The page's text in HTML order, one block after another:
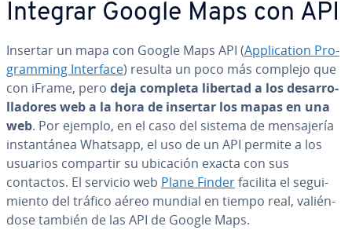
Integrar Google Maps con API
Insertar un mapa con Google Maps API (Ap­pli­ca­tion Pro­
gra­m­mi­ng Interface) resulta un poco más complejo que
con iFrame, pero deja completa libertad a los de­sa­rro­
lla­do­res web a la hora de insertar los mapas en una
web. Por ejemplo, en el caso del sistema de me­n­sa­je­ría
in­s­ta­n­tá­nea Whatsapp, el uso de un API permite a los
usuarios compartir su ubicación exacta con sus
contactos. El servicio web Plane Finderfacilita el se­gui­
mie­n­to del tráfico aéreo mundial en tiempo real, va­lié­n­
do­se también de las API de Google Maps.